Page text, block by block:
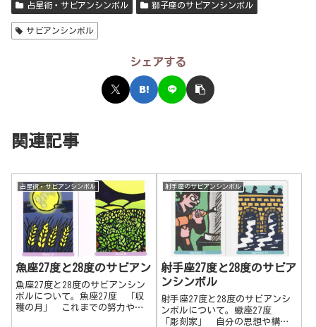
占星術・サビアンシンボル 獅子座のサビアンシンボル
サビアンシンボル
シェアする
関連記事
占星術・サビアンシンボル
魚座27度と28度のサビアン
魚座27度と28度のサビアンシン
ボルについて。魚座27度 「収
穫の月」 これまでの努力や行
射手座のサビアンシンボル
射手座27度と28度のサビア
ンシンボル
射手座27度と28度のサビアンシ
ンボルについて。蠍座27度
「彫刻家」 自分の思想や構想